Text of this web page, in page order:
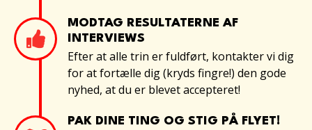
MODTAG RESULTATERNE AF
INTERVIEWS
Efter at alle trin er fuldført, kontakter vi dig
for at fortælle dig (kryds fingre!) den gode
nyhed, at du er blevet accepteret!
PAK DINE TING OG STIG PÅ FLYET!